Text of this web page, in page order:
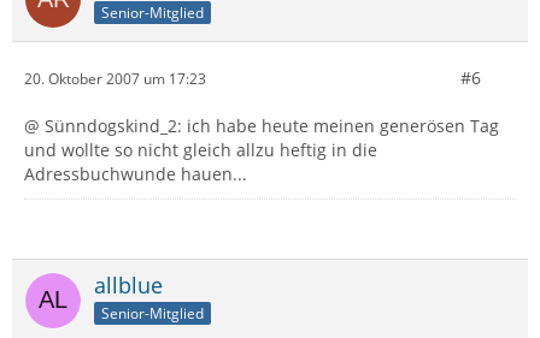
Senior-Mitglied
20. Oktober 2007 um 17:23 #6
@ Sünndogskind_2: ich habe heute meinen generösen Tag
und wollte so nicht gleich allzu heftig in die
Adressbuchwunde hauen...
allblue
Senior-Mitglied